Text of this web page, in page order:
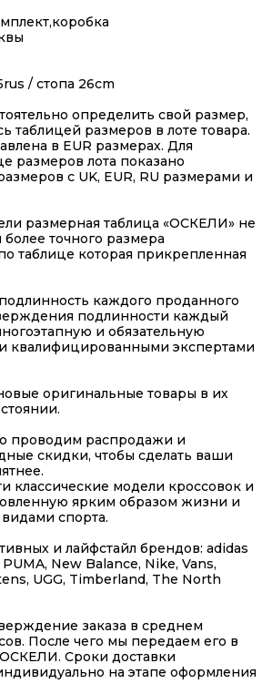
/ стопа 26cm
определить свой размер,
таблицей размеров в лоте товара.
в EUR размерах. Для
размеров лота показано
с UK, EUR, RU размерами и
размерная таблица «ОСКЕЛИ» не
более точного размера
таблице которая прикрепленная
каждого проданного
подлинности каждый
и обязательную
квалифицированными экспертами
оригинальные товары в их
проводим распродажи и
скидки, чтобы сделать ваши
классические модели кроссовок и
ярким образом жизни и
спорта.
и лайфстайл брендов: adidas
New Balance, Nike, Vans,
UGG, Timberland, The North
заказа в среднем
После чего мы передаем его в
Сроки доставки
на этапе оформления